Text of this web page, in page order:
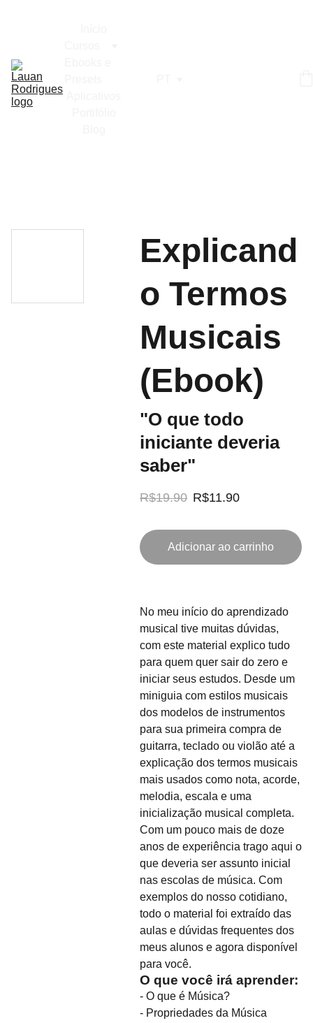
Explicand
o Termos
Musicais
(Ebook)
"O que todo
iniciante deveria
saber"
R$19.90 R$11.90
Adicionar ao carrinho
No meu início do aprendizado
musical tive muitas dúvidas,
com este material explico tudo
para quem quer sair do zero e
iniciar seus estudos. Desde um
miniguia com estilos musicais
dos modelos de instrumentos
para sua primeira compra de
guitarra, teclado ou violão até a
explicação dos termos musicais
mais usados como nota, acorde,
melodia, escala e uma
inicialização musical completa.
Com um pouco mais de doze
anos de experiência trago aqui o
que deveria ser assunto inicial
nas escolas de música. Com
exemplos do nosso cotidiano,
todo o material foi extraído das
aulas e dúvidas frequentes dos
meus alunos e agora disponível
para você.
O que você irá aprender:
- O que é Música?
- Propriedades da Música